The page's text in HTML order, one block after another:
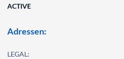
ACTIVE
Adressen:
LEGAL: